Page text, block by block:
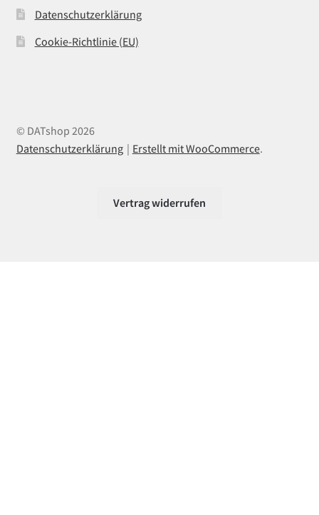
Datenschutzerklärung
Cookie-Richtlinie (EU)
© DATshop 2026
Datenschutzerklärung
Erstellt mit WooCommerce.
Vertrag widerrufen